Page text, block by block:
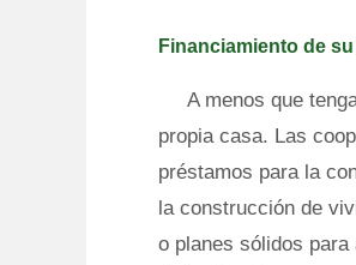
Financiamiento de
A menos que
propia casa. Las
préstamos para la
la construcción de
o planes sólidos